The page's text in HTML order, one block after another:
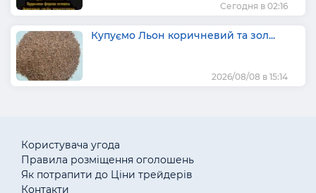
Сегодня в 02:16
Купуємо Льон коричневий та зол...
2026/08/08 в 15:14
Користувача угода
Правила розміщення оголошень
Як потрапити до Ціни трейдерів
Контакти